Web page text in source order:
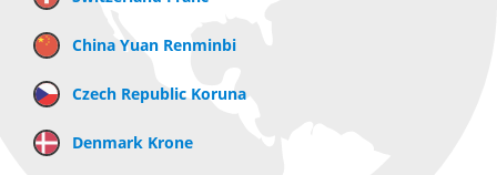
China Yuan Renminbi
Czech Republic Koruna
Denmark Krone